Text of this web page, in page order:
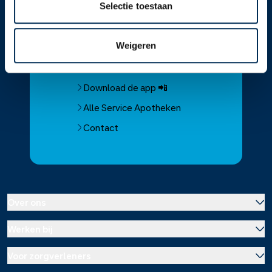
Selectie toestaan
Weigeren
ServiceApotheek
Service Apotheek home
Vind je apotheek
Download de app 📲
Alle Service Apotheken
Contact